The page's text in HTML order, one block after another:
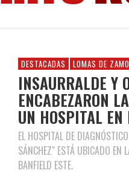
DESTACADAS LOMAS DE
INSAURRALDE Y
ENCABEZARON
UN HOSPITAL
EL HOSPITAL DE
SÁNCHEZ" ESTÁ UBICADO EN
BANFIELD ESTE.